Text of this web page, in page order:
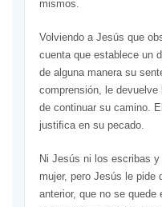
mismos.
Volviendo a Jesús que
cuenta que establece un
de alguna manera su
comprensión, le
de continuar su camino.
justiﬁca en su pecado.
Ni Jesús ni los escribas
mujer, pero Jesús le pide
anterior, que no se quede